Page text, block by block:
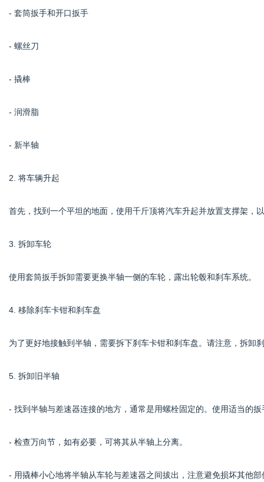
- 套筒扳手和开口扳手
- 螺丝刀
- 撬棒
- 润滑脂
- 新半轴
2. 将车辆升起
首先，找到一个平坦的地面，使用千斤顶将汽车升起并放置支撑架，
3. 拆卸车轮
使用套筒扳手拆卸需要更换半轴一侧的车轮，露出轮毂和刹车系统。
4. 移除刹车卡钳和刹车盘
为了更好地接触到半轴，需要拆下刹车卡钳和刹车盘。请注意，拆卸
5. 拆卸旧半轴
- 找到半轴与差速器连接的地方，通常是用螺栓固定的。使用适当的
- 检查万向节，如有必要，可将其从半轴上分离。
- 用撬棒小心地将半轴从车轮与差速器之间拔出，注意避免损坏其他部